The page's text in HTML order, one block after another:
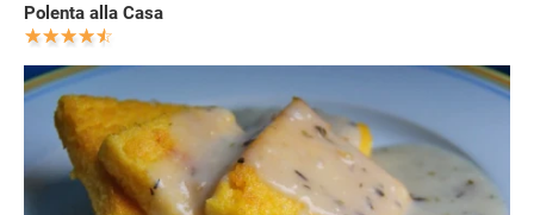
Polenta alla Casa